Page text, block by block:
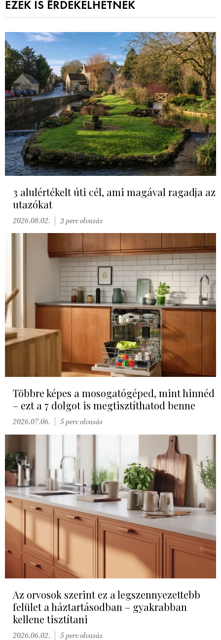
EZEK IS ÉRDEKELHETNEK
3 alulértékelt úti cél, ami magával ragadja az
utazókat
2026.08.02. 3 perc olvasás
Többre képes a mosogatógéped, mint hinnéd
– ezt a 7 dolgot is megtisztíthatod benne
2026.07.06. 5 perc olvasás
Az orvosok szerint ez a legszennyezettebb
felület a háztartásodban – gyakrabban
kellene tisztítani
2026.06.02. 5 perc olvasás